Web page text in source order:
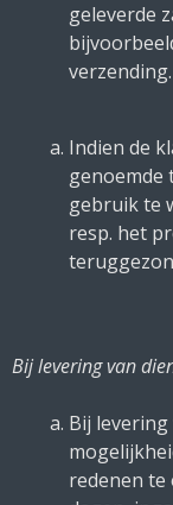
geleverde
verzending.
Indien de
genoemde
gebruik te
resp. het
Bij levering van
Bij
redenen